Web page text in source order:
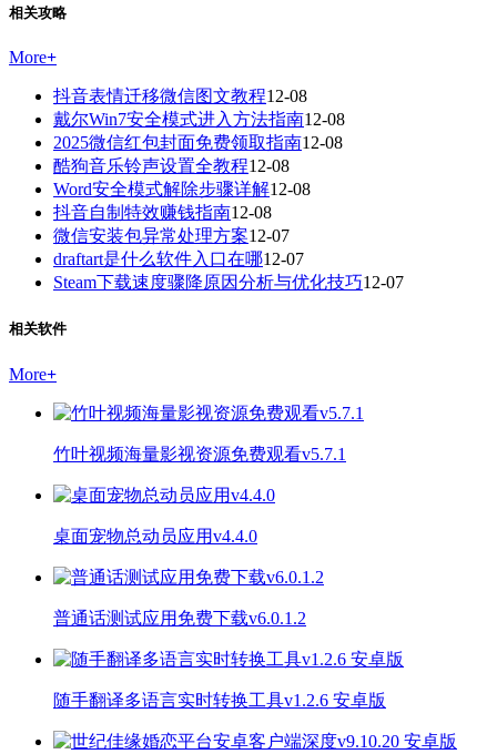
相关攻略
More+
抖音表情迁移微信图文教程12-08
戴尔Win7安全模式进入方法指南12-08
2025微信红包封面免费领取指南12-08
酷狗音乐铃声设置全教程12-08
Word安全模式解除步骤详解12-08
抖音自制特效赚钱指南12-08
微信安装包异常处理方案12-07
draftart是什么软件入口在哪12-07
Steam下载速度骤降原因分析与优化技巧12-07
相关软件
More+
竹叶视频海量影视资源免费观看v5.7.1
桌面宠物总动员应用v4.4.0
普通话测试应用免费下载v6.0.1.2
随手翻译多语言实时转换工具v1.2.6 安卓版